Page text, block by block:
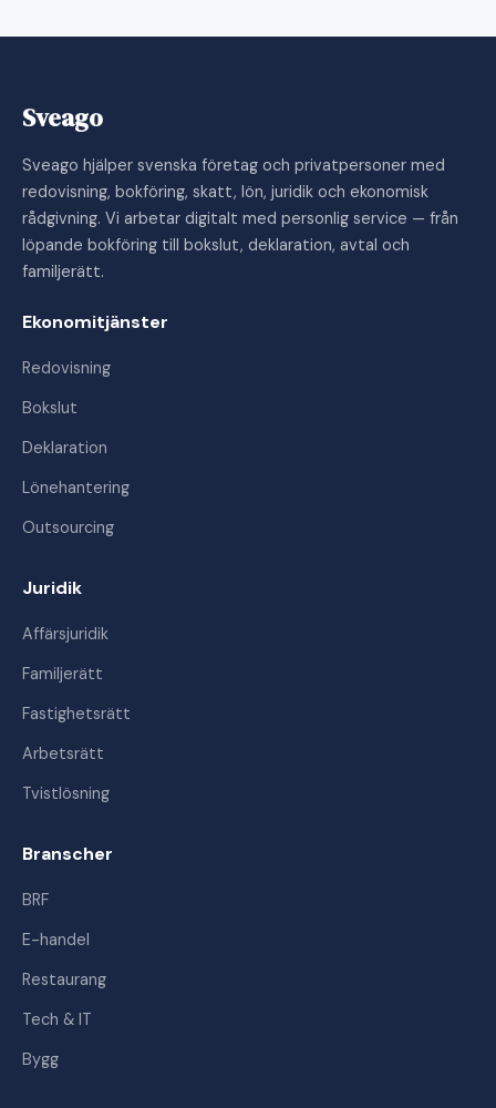
Sveago
Sveago hjälper svenska företag och privatpersoner med
redovisning, bokföring, skatt, lön, juridik och ekonomisk
rådgivning. Vi arbetar digitalt med personlig service — från
löpande bokföring till bokslut, deklaration, avtal och
familjerätt.
Ekonomitjänster
Redovisning
Bokslut
Deklaration
Lönehantering
Outsourcing
Juridik
Affärsjuridik
Familjerätt
Fastighetsrätt
Arbetsrätt
Tvistlösning
Branscher
BRF
E-handel
Restaurang
Tech & IT
Bygg